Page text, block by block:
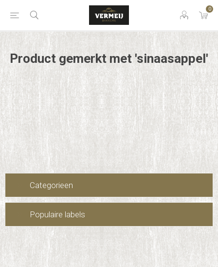
0
Product gemerkt met 'sinaasappel'
Categorieen
Populaire labels